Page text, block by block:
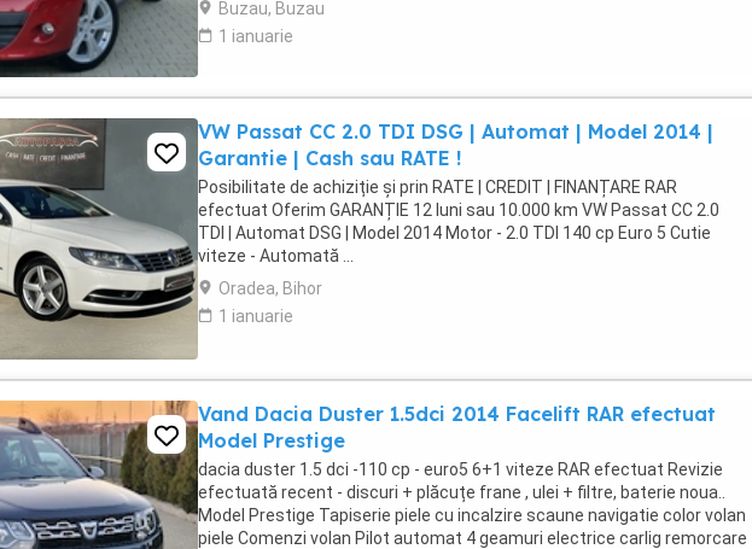
Buzau, Buzau
1 ianuarie
VW Passat CC 2.0 TDI DSG | Automat | Model 2014 |
Garantie | Cash sau RATE !
Posibilitate de achiziție și prin RATE | CREDIT | FINANȚARE RAR
efectuat Oferim GARANȚIE 12 luni sau 10.000 km VW Passat CC 2.0
TDI | Automat DSG | Model 2014 Motor - 2.0 TDI 140 cp Euro 5 Cutie
viteze - Automată ...
Oradea, Bihor
1 ianuarie
Vand Dacia Duster 1.5dci 2014 Facelift RAR efectuat
Model Prestige
dacia duster 1.5 dci -110 cp - euro5 6+1 viteze RAR efectuat Revizie
efectuată recent - discuri + plăcuțe frane , ulei + filtre, baterie noua..
Model Prestige Tapiserie piele cu incalzire scaune navigatie color volan
piele Comenzi volan Pilot automat 4 geamuri electrice carlig remorcare